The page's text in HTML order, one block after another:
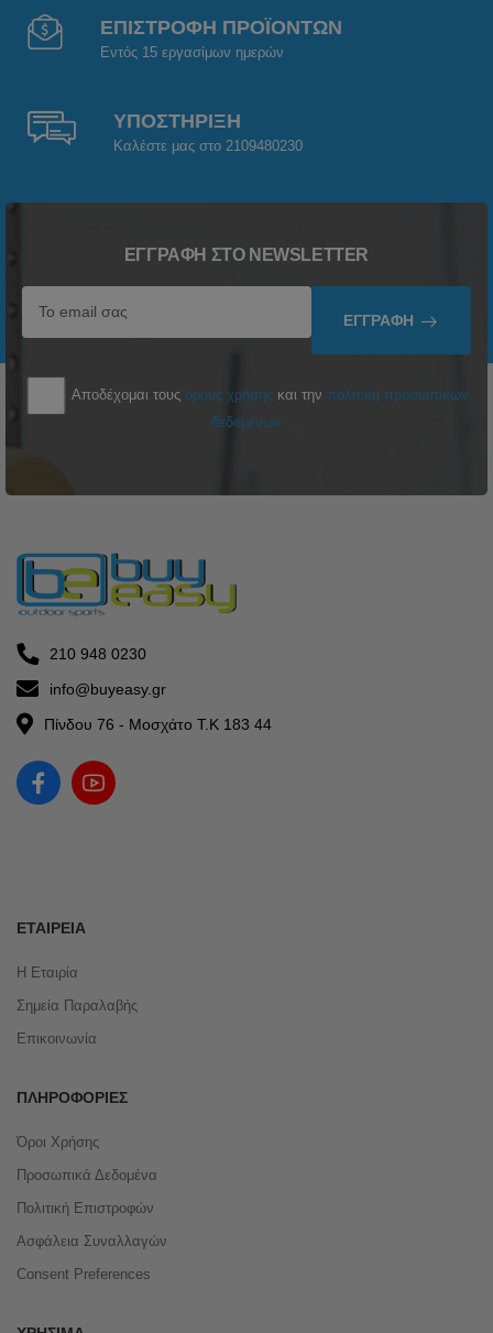
ΕΠΙΣΤΡΟΦΗ ΠΡΟΪΟΝΤΩΝ
Εντός 15 εργασίμων ημερών
ΥΠΟΣΤΗΡΙΞΗ
Καλέστε μας στο 2109480230
ΕΓΓΡΑΦΉ ΣΤΟ NEWSLETTER
ΕΓΓΡΑΦΉ
Αποδέχομαι τους όρους χρήσης και την πολιτική προσωπικών
δεδομένων
210 948 0230
info@buyeasy.gr
Πίνδου 76 - Μοσχάτο Τ.Κ 183 44
ΕΤΑΙΡΕΊΑ
Η Εταιρία
Σημεία Παραλαβής
Επικοινωνία
ΠΛΗΡΟΦΟΡΊΕΣ
Όροι Χρήσης
Προσωπικά Δεδομένα
Πολιτική Επιστροφών
Ασφάλεια Συναλλαγών
Consent Preferences